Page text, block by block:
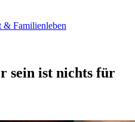
& Familienleben
sein ist nichts für